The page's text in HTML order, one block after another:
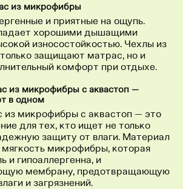
из микрофибры
и приятные на ощупь.
хорошими дышащими
износостойкостью. Чехлы из
защищают матрас, но и
комфорт при отдыхе.
из микрофибры с аквастоп —
в одном
из микрофибры с аквастоп — это
для тех, кто ищет не только
защиту от влаги. Материал
мягкость микрофибры, которая
и гипоаллергенна, и
мембрану, предотвращающую
и загрязнений.